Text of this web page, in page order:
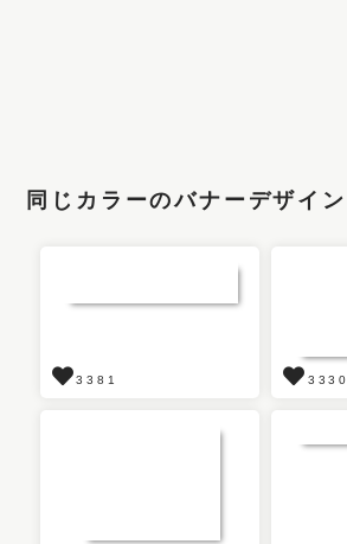
同じカラーのバナーデザイン
3381 3330